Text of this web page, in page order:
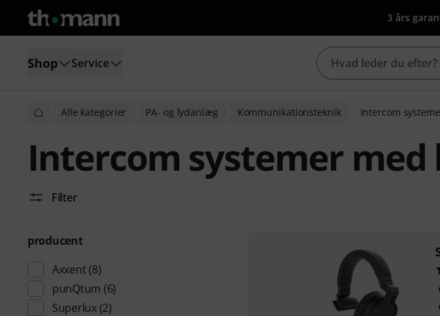
3 års
Shop Service
Alle kategorier PA- og lydanlæg Kommunikationsteknik Intercom
Intercom systemer med
Filter
producent
Axxent (8)
punQtum (6)
Superlux(2)